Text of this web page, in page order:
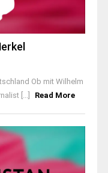
Ob mit Wilhelm
[...]
Read More